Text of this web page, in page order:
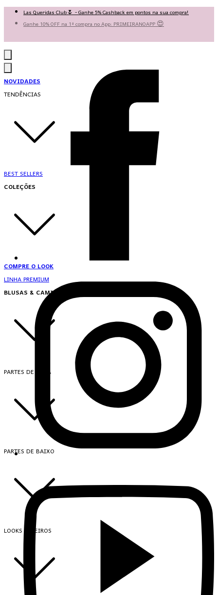
Las Queridas Club🌷 - Ganhe 5% Cashback em pontos na sua compra!
Ganhe 10% OFF na 1ª compra no App: PRIMEIRANOAPP 😍
NOVIDADES
TENDÊNCIAS
BEST SELLERS
COLEÇÕES
COMPRE O LOOK
LINHA PREMIUM
BLUSAS & CAMISAS
PARTES DE CIMA
PARTES DE BAIXO
LOOKS INTEIROS